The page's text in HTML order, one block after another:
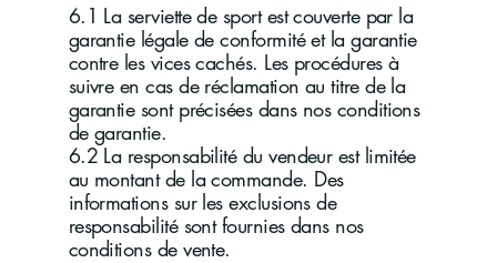
6.1 La serviette de sport est couverte par la
garantie légale de conformité et la garantie
contre les vices cachés. Les procédures à
suivre en cas de réclamation au titre de la
garantie sont précisées dans nos conditions
de garantie.
6.2 La responsabilité du vendeur est limitée
au montant de la commande. Des
informations sur les exclusions de
responsabilité sont fournies dans nos
conditions de vente.